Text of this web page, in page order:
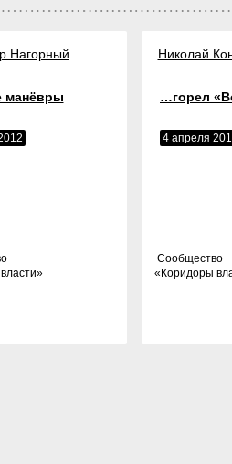
Нагорный
манёвры
»
Николай
…горел
4 апреля
Cообщество
« Коридоры